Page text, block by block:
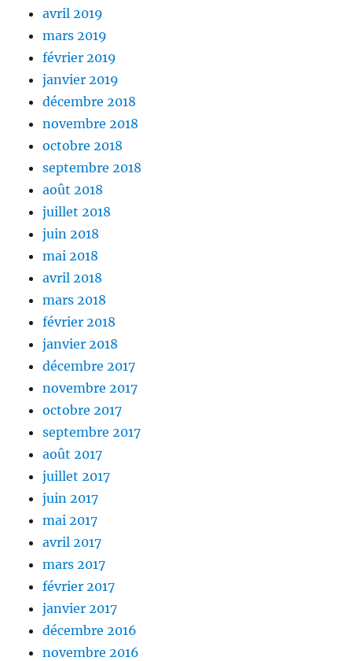
avril 2019
mars 2019
février 2019
janvier 2019
décembre 2018
novembre 2018
octobre 2018
septembre 2018
août 2018
juillet 2018
juin 2018
mai 2018
avril 2018
mars 2018
février 2018
janvier 2018
décembre 2017
novembre 2017
octobre 2017
septembre 2017
août 2017
juillet 2017
juin 2017
mai 2017
avril 2017
mars 2017
février 2017
janvier 2017
décembre 2016
novembre 2016